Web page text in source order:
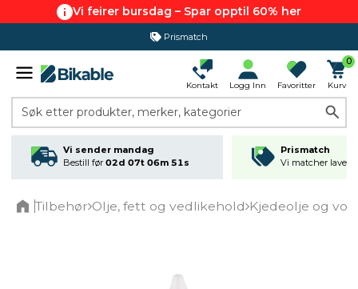
Vi feirer bursdag – Spar opptil 60% her
Prismatch
Kontakt Logg Inn Favoritter
0
Kurv
Søk etter produkter, merker, kategorier
Vi sender mandag
Bestill før 02d 07t 06m 51s
Prismatch
Vi matcher
Tilbehør Olje, fett og vedlikehold Kjedeolje og